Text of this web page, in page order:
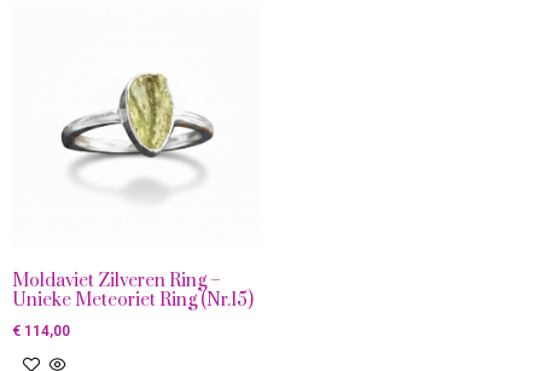
Moldaviet Zilveren Ring –
Unieke Meteoriet Ring (Nr.15)
€ 114,00